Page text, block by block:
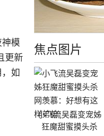
模
更新
如
焦点图片
小飞流吴磊变宠姊
狂魔甜蜜摸头杀